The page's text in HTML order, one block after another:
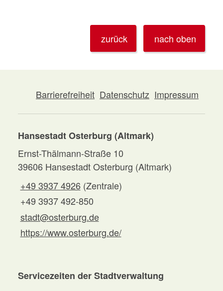
zurück nach oben
Barrierefreiheit Datenschutz Impressum
Hansestadt Osterburg (Altmark)
Ernst-Thälmann-Straße 10
39606 Hansestadt Osterburg (Altmark)
+49 3937 4926 (Zentrale)
+49 3937 492-850
stadt@osterburg.de
https://www.osterburg.de/
Servicezeiten der Stadtverwaltung